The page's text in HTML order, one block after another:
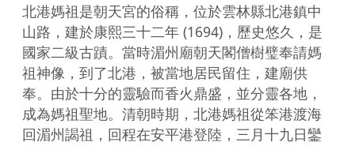
北港媽祖是朝天宮的俗稱，位於雲林縣北港鎮中
山路，建於康熙三十二年 (1694)，歷史悠久，是
國家二級古蹟。當時湄州廟朝天閣僧樹璧奉請媽
祖神像，到了北港，被當地居民留住，建廟供
奉。由於十分的靈驗而香火鼎盛，並分靈各地，
成為媽祖聖地。清朝時期，北港媽祖從笨港渡海
回湄州謁祖，回程在安平港登陸，三月十九日鑾